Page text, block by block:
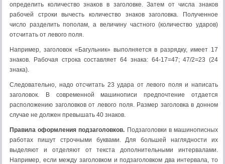
определить количество знаков в заголовке. Затем от числа знаков
рабочей строки вычесть количество знаков заголовка. Полученное
число разделить пополам, а величину частного (количество ударов)
отсчитать от левого поля.
Например, заголовок «Багульник» выполняется в разрядку, имеет 17
знаков. Рабочая строка составляет 64 знака: 64-17=47; 47/2=23 (24
знака).
Следовательно, надо отсчитать 23 удара от левого поля и написать
заголовок. В современной машинописи предпочтение отдается
расположению заголовков от левого поля. Размер заголовка в донном
случае не должен превышать 40 знаков.
Правила оформления подзаголовков. Подзаголовки в машинописных
работах пишут строчными буквами. Для большей наглядности их
выделяют и отделяют от текста дополнительными интервалами.
Например, если между заголовком и подзаголовком два интервала, то